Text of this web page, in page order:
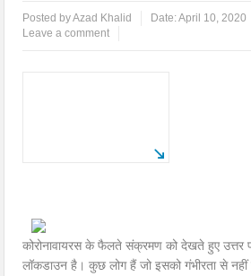
Posted byAzad Khalid Date:April 10, 2020
Leave a comment
कोरोनावायरस के फैलते संक्रमण को देखते हुए उत्तर
लॉकडाउन है। कुछ लोग हैं जो इसको गंभीरता से